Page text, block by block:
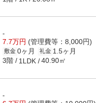
-
7.7万円 (管理費等：8,000円)
敷金 0ヶ月 礼金 1.5ヶ月
3階 1LDK 40.90㎡
-